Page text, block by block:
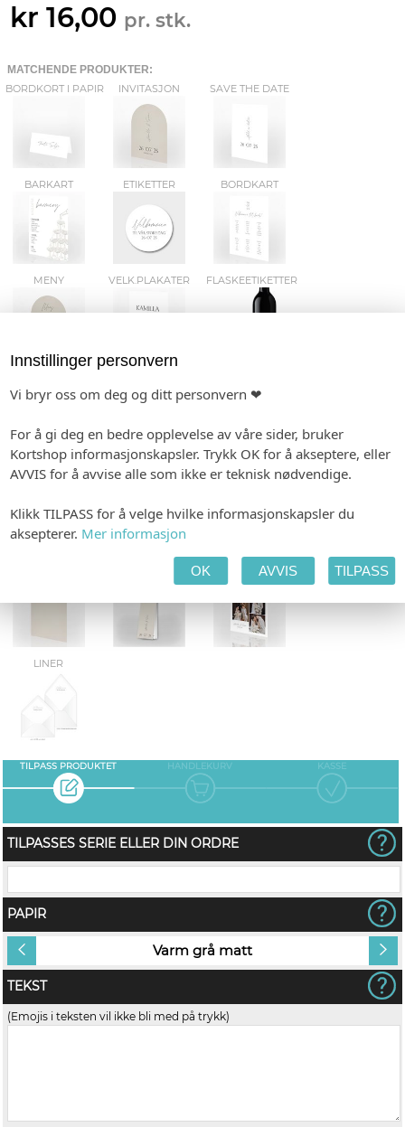
kr 16,00 pr. stk.
MATCHENDE PRODUKTER:
BORDKORT I PAPIR
INVITASJON SAVE THE DATE
BARKART ETIKETTER BORDKART
MENY VELK.PLAKATER FLASKEETIKETTER
VIELSEPROGRAM KLEENEX-BELTE SMÅ PLAKATER
TAKKEKORT
LINER
TILPASS PRODUKTET HANDLEKURV KASSE
TILPASSES SERIE ELLER DIN ORDRE
PAPIR
Varm grå matt
TEKST
(Emojis i teksten vil ikke bli med på trykk)
Innstillinger personvern
Vi bryr oss om deg og ditt personvern ❤
For å gi deg en bedre opplevelse av våre sider, bruker
Kortshop informasjonskapsler. Trykk OK for å akseptere, eller
AVVIS for å avvise alle som ikke er teknisk nødvendige.
Klikk TILPASS for å velge hvilke informasjonskapsler du
aksepterer. Mer informasjon
OK AVVIS TILPASS